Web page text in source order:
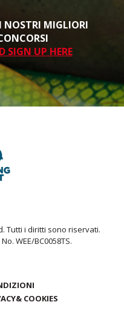
NOSTRI MIGLIORI
SIGN UP HERE
Tutti i diritti sono riservati.
WEE/BC0058TS.
COOKIES